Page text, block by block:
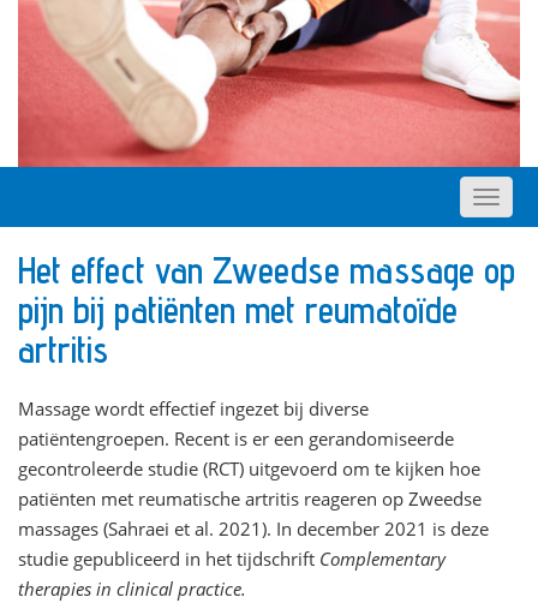
Het effect van Zweedse massage op
pijn bij patiënten met reumatoïde
artritis
Massage wordt effectief ingezet bij diverse
patiëntengroepen. Recent is er een gerandomiseerde
gecontroleerde studie (RCT) uitgevoerd om te kijken hoe
patiënten met reumatische artritis reageren op Zweedse
massages (Sahraei et al. 2021). In december 2021 is deze
studie gepubliceerd in het tijdschrift Complementary
therapies in clinical practice.